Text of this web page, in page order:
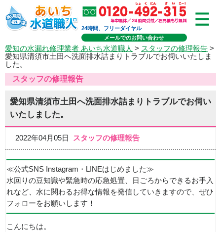
24時間、フリーダイヤル
メールでのお問い合わせ
愛知の水漏れ修理業者 あいち水道職人 > スタッフの修理報告 >
愛知県清須市土田へ洗面排水詰まりトラブルでお伺いいたしま
した。
スタッフの修理報告
愛知県清須市土田へ洗面排水詰まりトラブルでお伺い
いたしました。
2022年04月05日 スタッフの修理報告
≪公式SNS Instagram・LINEはじめました≫
水回りの豆知識や緊急時の応急処置、日ごろからできるお手入
れなど、水に関わるお得な情報を発信していきますので、ぜひ
フォローをお願いします！
こんにちは。